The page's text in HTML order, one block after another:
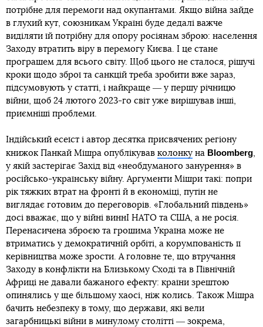
потрібне для перемоги над окупантами. Якщо війна зайде
в глухий кут, союзникам Україні буде дедалі важче
виділяти їй потрібну для опору росіянам зброю: населення
Заходу втратить віру в перемогу Києва. І це стане
програшем для всього світу. Щоб цього не сталося, рішучі
кроки щодо зброї та санкцій треба зробити вже зараз,
підсумовують у статті, і найкраще ― у першу річницю
війни, щоб 24 лютого 2023-го світ уже вирішував інші,
приємніші проблеми.
Індійський есеїст і автор десятка присвячених регіону
книжок Панкай Мішра опублікував колонку на Bloomberg,
у якій застерігає Захід від «необдуманого занурення» в
російсько-українську війну. Аргументи Мішри такі: попри
рік тяжких втрат на фронті й в економіці, путін не
виглядає готовим до переговорів. «Глобальний південь»
досі вважає, що у війні виннІ НАТО та США, а не росія.
Перенасичена зброєю та грошима Україна може не
втриматись у демократичній орбіті, а корумпованість її
керівництва може зрости. А головне те, що втручання
Заходу в конфлікти на Близькому Сході та в Північній
Африці не давали бажаного ефекту: країни зрештою
опинялись у ще більшому хаосі, ніж колись. Також Мішра
бачить небезпеку в тому, що держави, які вели
загарбницькі війни в минулому столітті ― зокрема,